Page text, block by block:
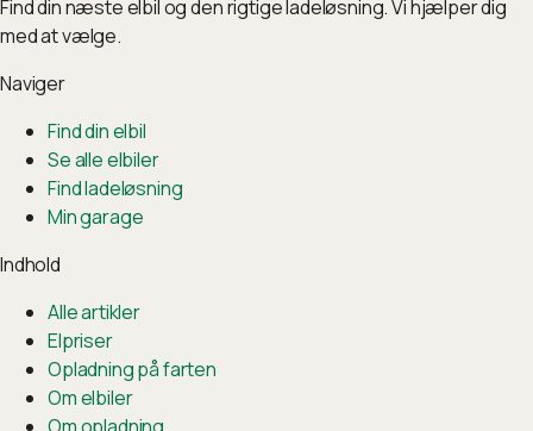
Find din næste elbil og den rigtige ladeløsning. Vi hjælper dig
med at vælge.
Naviger
Find din elbil
Se alle elbiler
Find ladeløsning
Min garage
Indhold
Alle artikler
Elpriser
Opladning på farten
Om elbiler